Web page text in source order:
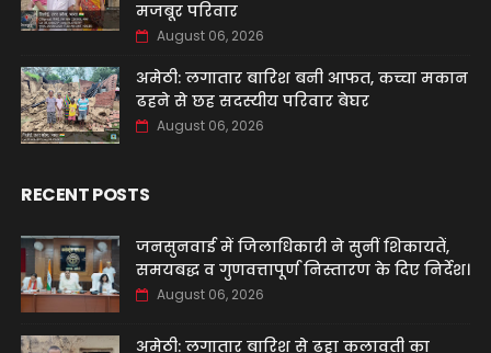
मजबूर परिवार
August 06, 2026
अमेठी: लगातार बारिश बनी आफत, कच्चा मकान
ढहने से छह सदस्यीय परिवार बेघर
August 06, 2026
RECENT POSTS
जनसुनवाई में जिलाधिकारी ने सुनीं शिकायतें,
समयबद्ध व गुणवत्तापूर्ण निस्तारण के दिए निर्देश।
August 06, 2026
अमेठी: लगातार बारिश से ढहा कलावती का